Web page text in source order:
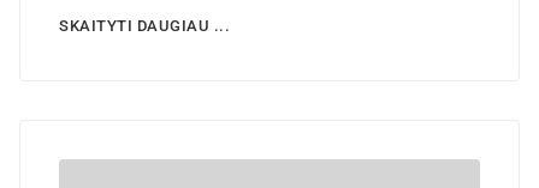
SKAITYTI DAUGIAU ...